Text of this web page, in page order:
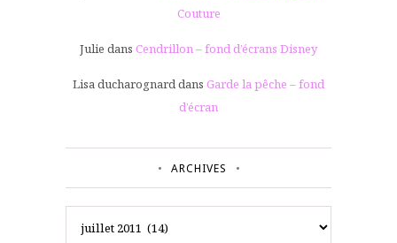
Couture
Julie dans Cendrillon – fond d’écrans Disney
Lisa ducharognarddans Garde la pêche – fond
d’écran
ARCHIVES